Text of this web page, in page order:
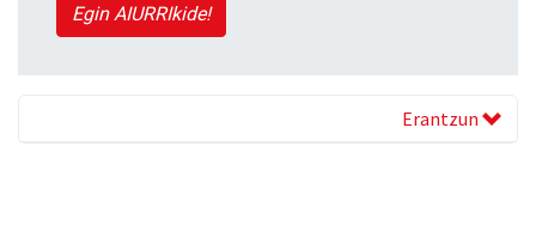
Egin AIURRIkide!
Erantzun